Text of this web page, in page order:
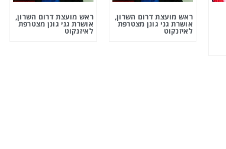
ראש מועצת דרום השרון,
אושרת גני גונן מצטרפת
לאיזנקוט
ראש מועצת דרום השרון,
אושרת גני גונן מצטרפת
לאיזנקוט